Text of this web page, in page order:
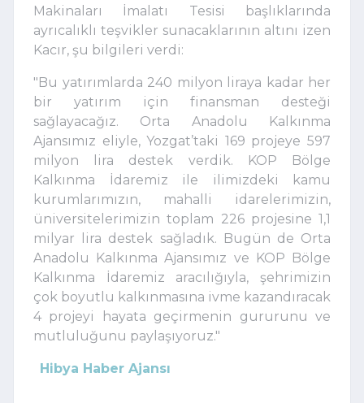
Makinaları İmalatı Tesisi başlıklarında
ayrıcalıklı teşvikler sunacaklarının altını izen
Kacır, şu bilgileri verdi:
"Bu yatırımlarda 240 milyon liraya kadar her
bir yatırım için finansman desteği
sağlayacağız. Orta Anadolu Kalkınma
Ajansımız eliyle, Yozgat’taki 169 projeye 597
milyon lira destek verdik. KOP Bölge
Kalkınma İdaremiz ile ilimizdeki kamu
kurumlarımızın, mahalli idarelerimizin,
üniversitelerimizin toplam 226 projesine 1,1
milyar lira destek sağladık. Bugün de Orta
Anadolu Kalkınma Ajansımız ve KOP Bölge
Kalkınma İdaremiz aracılığıyla, şehrimizin
çok boyutlu kalkınmasına ivme kazandıracak
4 projeyi hayata geçirmenin gururunu ve
mutluluğunu paylaşıyoruz."
Hibya Haber Ajansı